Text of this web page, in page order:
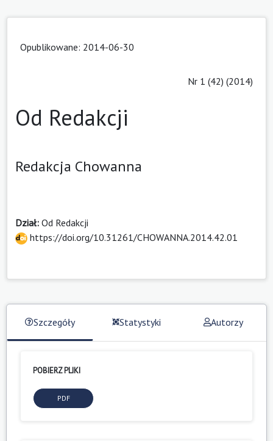
Opublikowane: 2014-06-30
Nr 1 (42) (2014)
Od Redakcji
Redakcja Chowanna
Dział: Od Redakcji
https://doi.org/10.31261/CHOWANNA.2014.42.01
Szczegóły Statystyki Autorzy
POBIERZ PLIKI
PDF